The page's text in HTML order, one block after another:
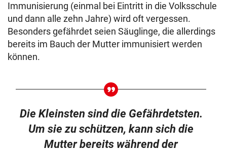
Immunisierung (einmal bei Eintritt in die Volksschule
und dann alle zehn Jahre) wird oft vergessen.
Besonders gefährdet seien Säuglinge, die allerdings
bereits im Bauch der Mutter immunisiert werden
können.
Die Kleinsten sind die Gefährdetsten.
Um sie zu schützen, kann sich die
Mutter bereits während der